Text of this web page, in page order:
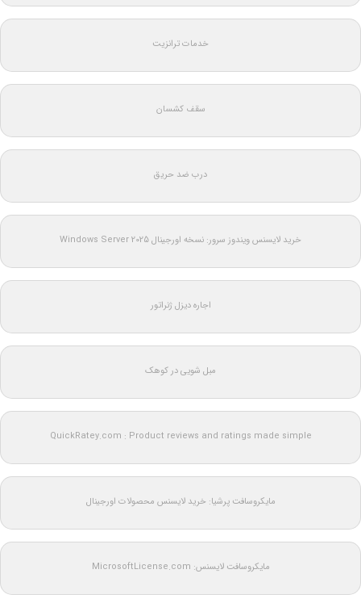
خدمات ترانزیت
سقف کشسان
درب ضد حریق
خرید لایسنس ویندوز سرور: نسخه اورجینال Windows Server 2025
اجاره دیزل ژنراتور
مبل شویی در کوهک
QuickRatey.com : Product reviews and ratings made simple
مایکروسافت پرشیا: خرید لایسنس محصولات اورجینال
مایکروسافت لایسنس: MicrosoftLicense.com